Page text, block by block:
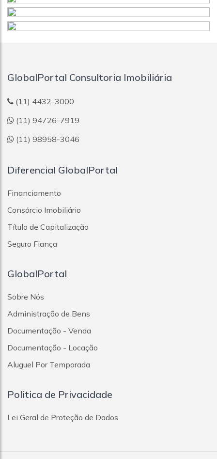
GlobalPortal Consultoria Imobiliária
(11) 4432-3000
(11) 94726-7919
(11) 98958-3046
Diferencial GlobalPortal
Financiamento
Consórcio Imobiliário
Título de Capitalização
Seguro Fiança
GlobalPortal
Sobre Nós
Administração de Bens
Documentação - Venda
Documentação - Locação
Aluguel Por Temporada
Politica de Privacidade
Lei Geral de Proteção de Dados